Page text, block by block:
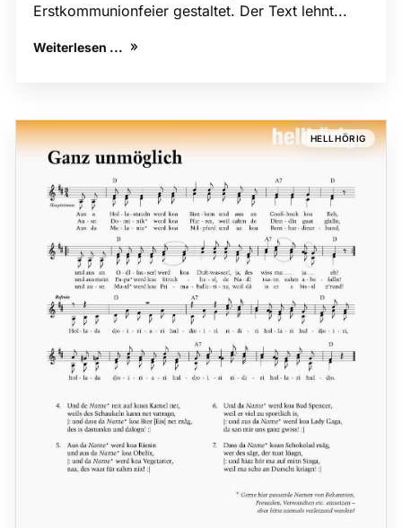
Erstkommunionfeier gestaltet. Der Text lehnt...
Weiterlesen ...
HELLHÖRIG